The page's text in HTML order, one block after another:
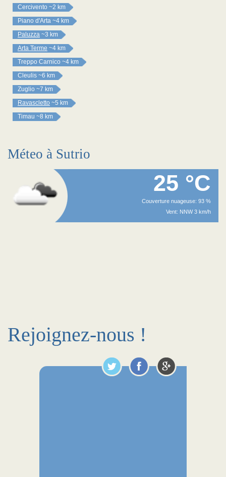
Cercivento ~2 km
Piano d'Arta ~4 km
Paluzza ~3 km
Arta Terme ~4 km
Treppo Carnico ~4 km
Cleulis ~6 km
Zuglio ~7 km
Ravascletto ~5 km
Timau ~8 km
Méteo à Sutrio
25 °C
Couverture nuageuse: 93 %
Vent: NNW 3 km/h
Rejoignez-nous !